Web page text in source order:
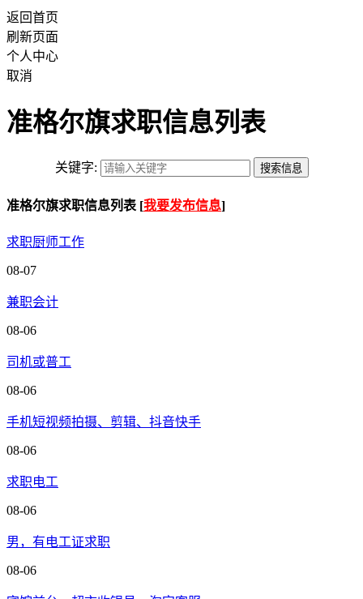
返回首页
刷新页面
个人中心
取消
准格尔旗求职信息列表
关键字:
准格尔旗求职信息列表 [我要发布信息]
求职厨师工作
08-07
兼职会计
08-06
司机或普工
08-06
手机短视频拍摄、剪辑、抖音快手
08-06
求职电工
08-06
男，有电工证求职
08-06